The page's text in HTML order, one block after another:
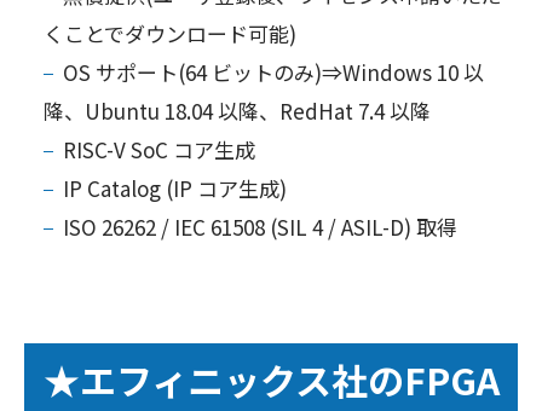
くことでダウンロード可能)
OS サポート(64 ビットのみ)⇒Windows 10 以
降、Ubuntu 18.04 以降、RedHat 7.4 以降
RISC-V SoC コア生成
IP Catalog (IP コア生成)
ISO 26262 / IEC 61508 (SIL 4 / ASIL-D) 取得
★エフィニックス社のFPGA